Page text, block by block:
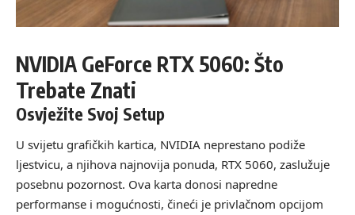
NVIDIA GeForce RTX 5060: Što
Trebate Znati
Osvježite Svoj Setup
U svijetu grafičkih kartica, NVIDIA neprestano podiže
ljestvicu, a njihova najnovija ponuda, RTX 5060, zaslužuje
posebnu pozornost. Ova karta donosi napredne
performanse i mogućnosti, čineći je privlačnom opcijom